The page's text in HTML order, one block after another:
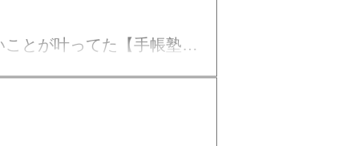
とが叶ってた【手帳塾ご